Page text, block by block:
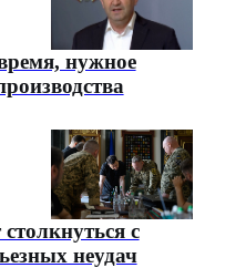
нужное
с
неудач